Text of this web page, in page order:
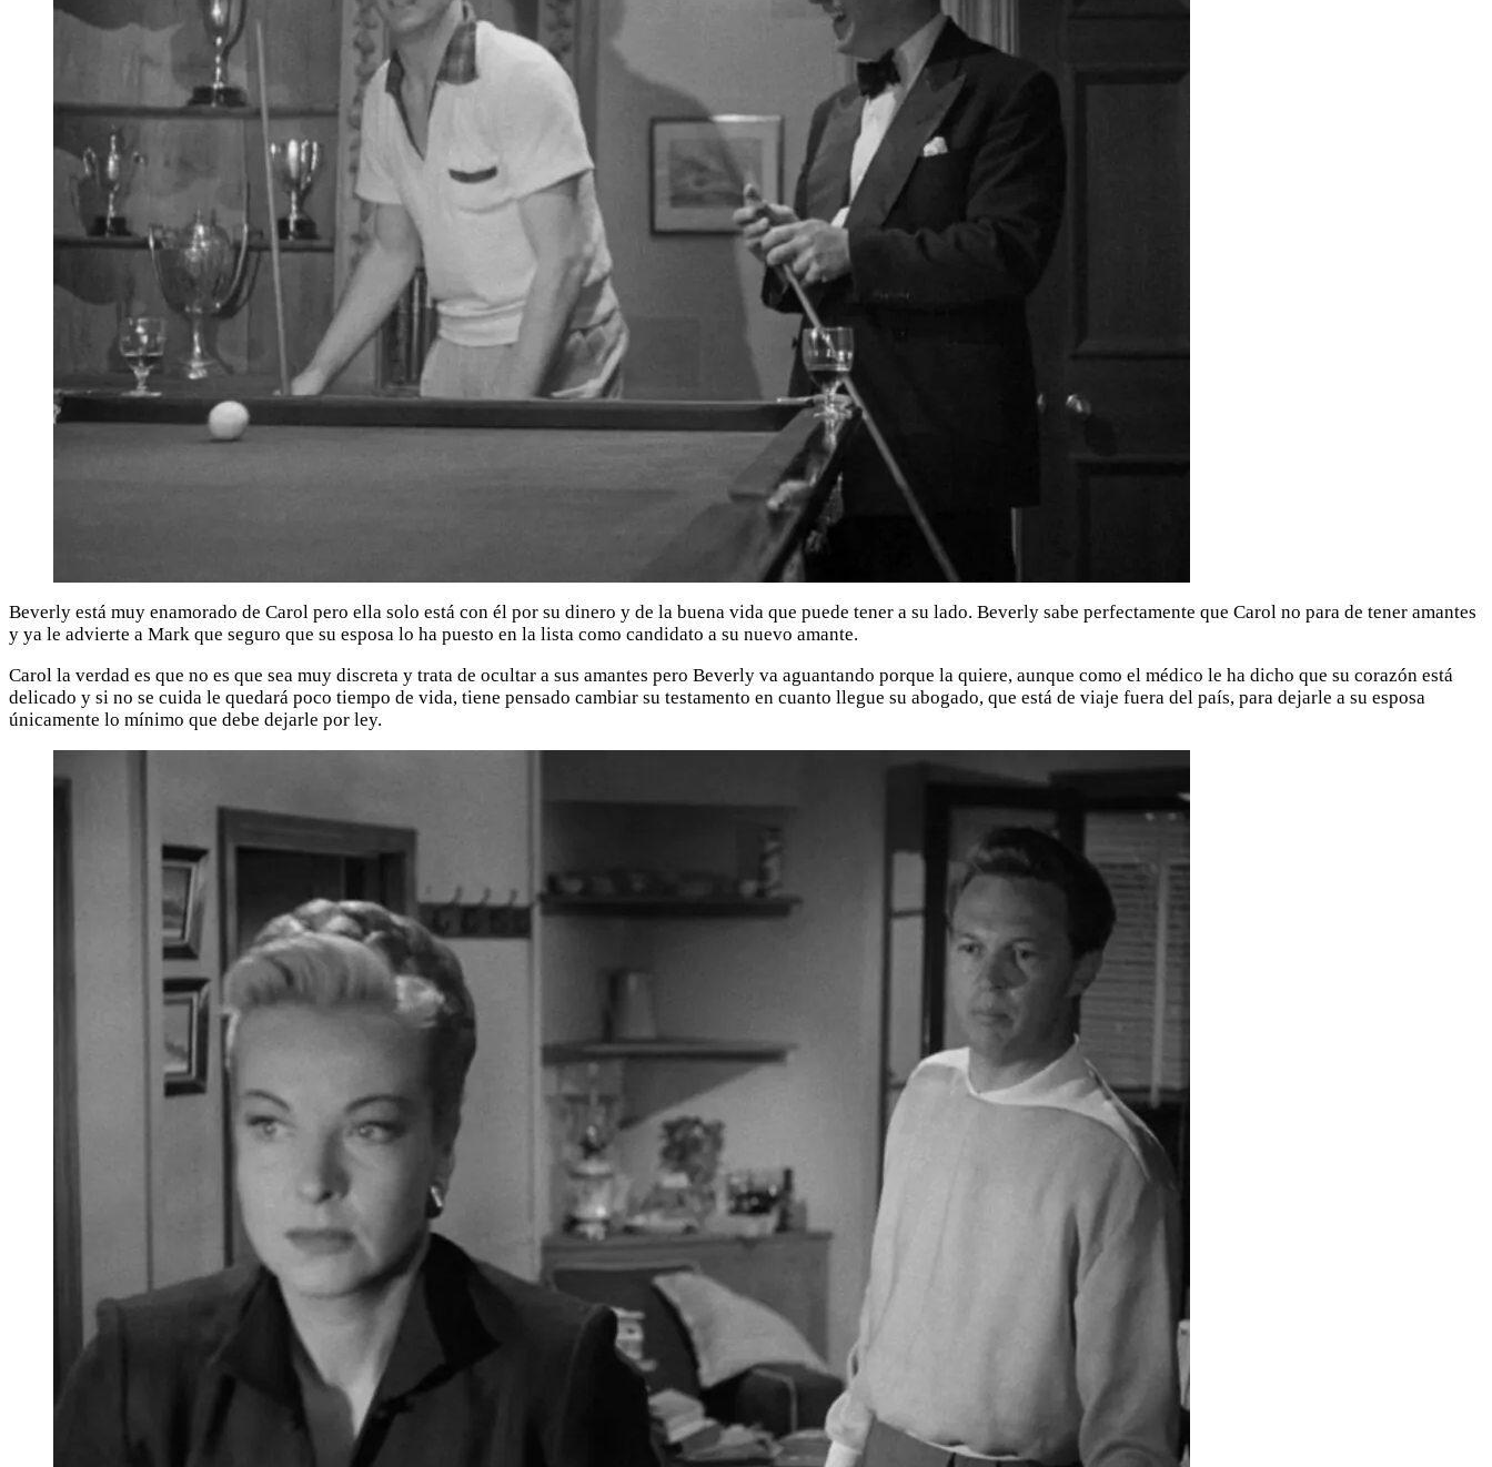
Beverly está muy enamorado de Carol pero ella solo está con él por su dinero y de la buena vida que puede tener a su lado. Beverly sabe perfectamente que Carol no para de tener amantes
y ya le advierte a Mark que seguro que su esposa lo ha puesto en la lista como candidato a su nuevo amante.
Carol la verdad es que no es que sea muy discreta y trata de ocultar a sus amantes pero Beverly va aguantando porque la quiere, aunque como el médico le ha dicho que su corazón está
delicado y si no se cuida le quedará poco tiempo de vida, tiene pensado cambiar su testamento en cuanto llegue su abogado, que está de viaje fuera del país, para dejarle a su esposa
únicamente lo mínimo que debe dejarle por ley.